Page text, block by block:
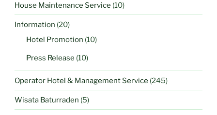
House Maintenance Service (10)
Information (20)
Hotel Promotion (10)
Press Release (10)
Operator Hotel & Management Service (245)
Wisata Baturraden (5)